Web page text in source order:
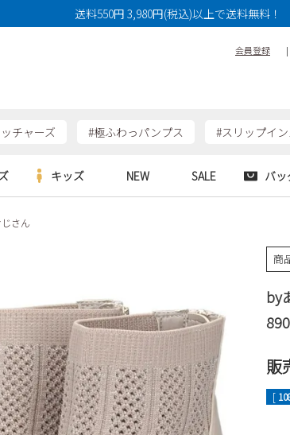
送料550円 3,980円(税込)以上で送料無料！
会員登録 |
チャーズ #極ふわっパンプス #スリップイ
puma
ウェア
new balance
キッズ NEW SALE バッ
さん
商
by
販
[